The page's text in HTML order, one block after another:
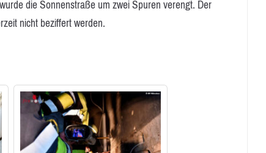
die Sonnenstraße um zwei Spuren verengt. Der
nicht beziffert werden.